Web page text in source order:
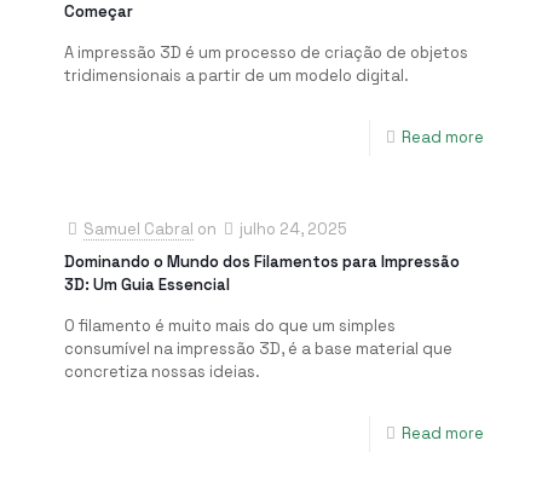
Começar
A impressão 3D é um processo de criação de objetos
tridimensionais a partir de um modelo digital.
Read more
Samuel Cabral on
julho 24, 2025
Dominando o Mundo dos Filamentos para Impressão
3D: Um Guia Essencial
O filamento é muito mais do que um simples
consumível na impressão 3D, é a base material que
concretiza nossas ideias.
Read more